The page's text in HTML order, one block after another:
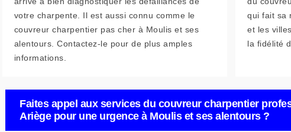
votre charpente. Il est aussi connu comme le
couvreur charpentier pas cher à Moulis et ses
alentours. Contactez-le pour de plus amples
informations.
qui fait sa
et les
la fidélité
Faites appel aux services du couvreur charpentier
Ariège pour une urgence à Moulis et ses alentours ?